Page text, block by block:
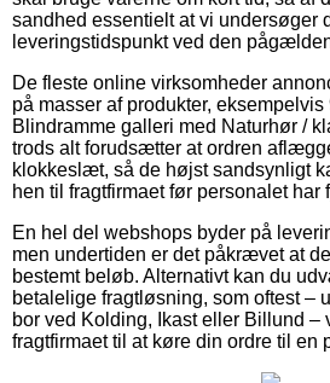
sandhed essentielt at vi undersøger
leveringstidspunkt ved den
De fleste online virksomheder
på masser af produkter, eksempelvis
Blindramme galleri med Naturhør /
trods alt forudsætter at ordren
klokkeslæt, så de højst sandsynligt
hen til fragtfirmaet før personalet har
En hel del webshops byder på
men undertiden er det påkrævet at
bestemt beløb. Alternativt kan du
betalelige fragtløsning, som oftest –
bor ved Kolding, Ikast eller Billund –
fragtfirmaet til at køre din ordre til en